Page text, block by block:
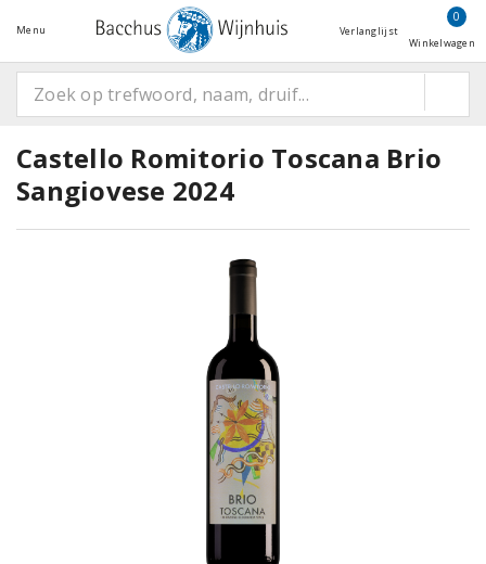
Menu Verlanglijst
0
Winkelwagen
Castello Romitorio Toscana Brio
Sangiovese 2024